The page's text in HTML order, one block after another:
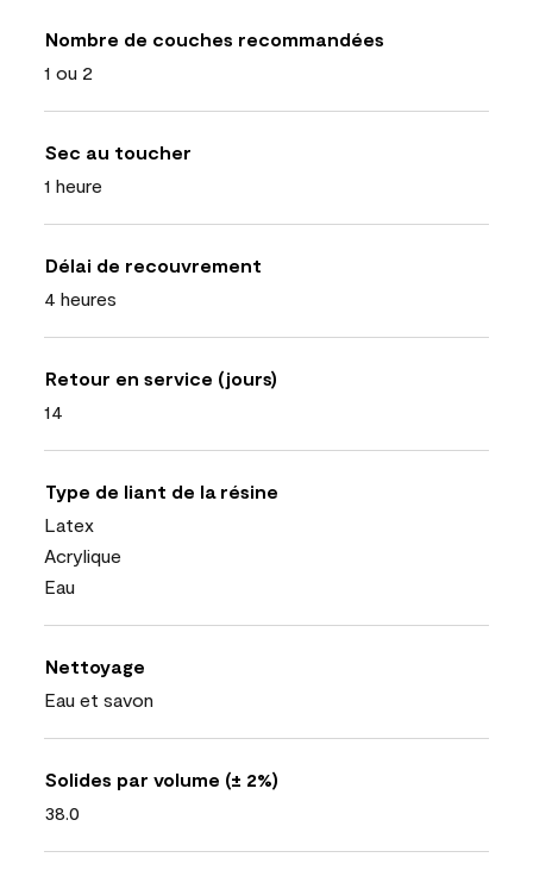
Nombre de couches recommandées
1 ou 2
Sec au toucher
1 heure
Délai de recouvrement
4 heures
Retour en service (jours)
14
Type de liant de la résine
Latex
Acrylique
Eau
Nettoyage
Eau et savon
Solides par volume (± 2%)
38.0